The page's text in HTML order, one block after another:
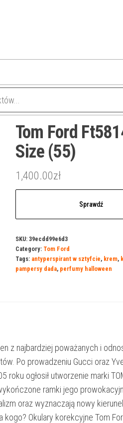
Tom Ford
Size (55)
1,400.00zł
Sprawdź
SKU: 39ecdd99e6d3
Category: Tom Ford
Tags: antyperspirant w sztyfcie, krem,
pampersy dada, perfumy halloween
z najbardziej poważanych i
Po prowadzeniu Gucci oraz
roku ogłosił utworzenie marki
ramki jego
oraz wyznaczają nowy
kogo? Okulary korekcyjne Tom